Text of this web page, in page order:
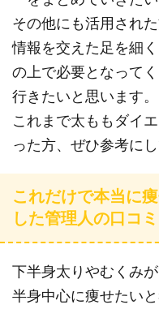
その他にも活用され
情報を交えた足を細
の上で必要となって
行きたいと思います。
これまで太ももダイ
った方、ぜひ参考に
これだけで本当に
した管理人の口コ
下半身太りやむくみ
半身中心に痩せたい